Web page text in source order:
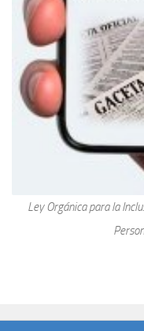
Ley Orgánica para la